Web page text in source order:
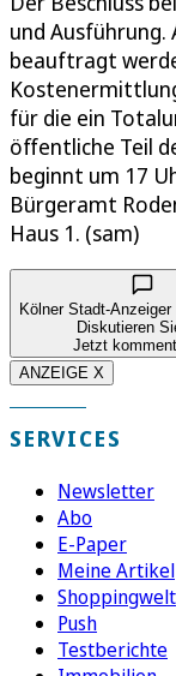
und Ausführung.
beauftragt
für die ein
öffentliche Teil
beginnt um 17
Bürgeramt
Haus 1. (sam)
Kölner Stadt-Anzeiger
Diskutieren
Jetzt
ANZEIGE X
SERVICES
Newsletter
Abo
E-Paper
Meine Artikel
Shoppingwelt
Push
Testberichte